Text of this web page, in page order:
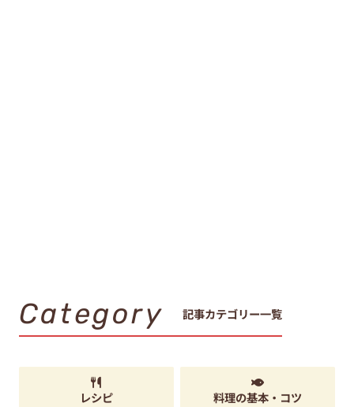
Category 記事カテゴリー一覧
レシピ 料理の基本・コツ